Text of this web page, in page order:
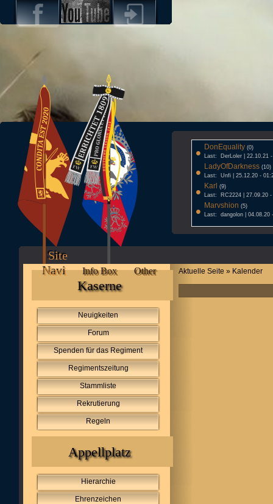
• DonEquality (0)
Last: DerLoler | 22.10.21
• LadyOfDarkness (10)
Last: Unfi | 25.12.20 -
• Karl (9)
Last: RC2224 | 27.09.20 -
• Marvshion (5)
Last: dangolon | 04.08.20
Site
Navi
Info Box Other
Kaserne
Neuigkeiten
Forum
Spenden für das Regiment
Regimentszeitung
Stammliste
Rekrutierung
Regeln
Appellplatz
Hierarchie
Ehrenzeichen
Aktuelle Seite » Kalender